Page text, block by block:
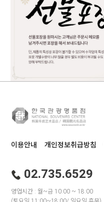
이용안내 개인정보취급방침
02.735.6529
영업시간 : 월~금 10:00 ~ 18:00